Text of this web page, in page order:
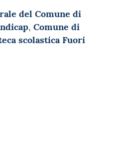
del Comune di
, Comune di
scolastica Fuori